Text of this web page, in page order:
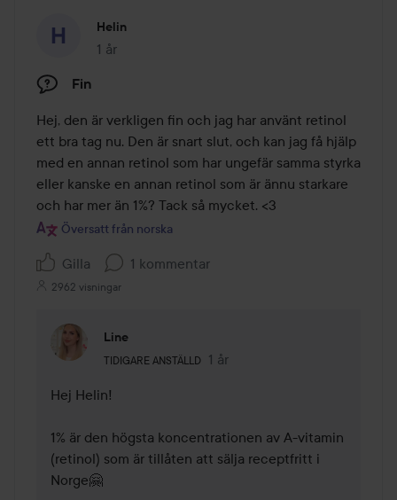
Helin
1 år
Inlägget skapades 1 år
Fin
Hej, den är verkligen fin och jag har använt retinol
ett bra tag nu. Den är snart slut, och kan jag få hjälp
med en annan retinol som har ungefär samma styrka
eller kanske en annan retinol som är ännu starkare
och har mer än 1%? Tack så mycket. <3
Översatt från norska
Gilla 1 kommentar
2962 visningar
Line
TIDIGARE ANSTÄLLD
Användarens roll: Tidigare anställd.
1 år
Kommentaren lades 1 år
Hej Helin!
1% är den högsta koncentrationen av A-vitamin
(retinol) som är tillåten att sälja receptfritt i
Norge🤗